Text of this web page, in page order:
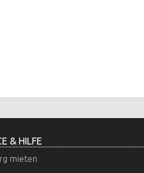
& HILFE
mieten